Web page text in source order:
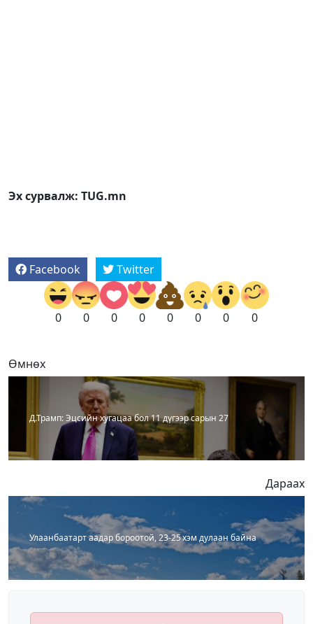
Эх сурвалж: TUG.mn
Facebook Twitter
0 0 0 0 0 0 0 0
Өмнөх
Д.Трамп: Эцсийн хугацаа бол 11 дүгээр сарын 27
Дараах
Улаанбаатарт аадар бороотой, 23-25 хэм дулаан байна